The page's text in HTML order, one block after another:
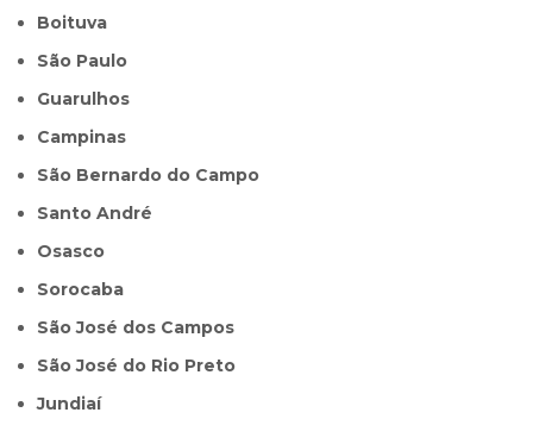
Boituva
São Paulo
Guarulhos
Campinas
São Bernardo do Campo
Santo André
Osasco
Sorocaba
São José dos Campos
São José do Rio Preto
Jundiaí